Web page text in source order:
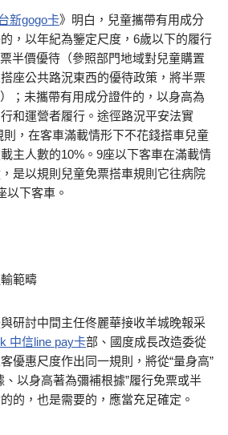
新gogo卡》明白，兒童攜帶有用成分
，以年紀為鑒定尺度，6歲以下的履行
半價優待（參照部門地域對兒童購置
座公共路況東西的優待政策，將半票
；未攜帶有用成分證件的，以身高為
和運營者履行。途徑路況平安法實
則，在客車滿載情形下不花錢搭車兒童
主人數的10%。9座以下客車在滿載情
是以規則兒童免票搭車規則它往病院
以下客車。
範疇
研討中間主任佟麗華接收羊城晚報采
中信line pay卡部、國度成長改造委從
優惠尺度作出同一規則，將從“量身高”
、以身高著為彌補根據”履行免票或半
的，也是需要的，應當充足確定。